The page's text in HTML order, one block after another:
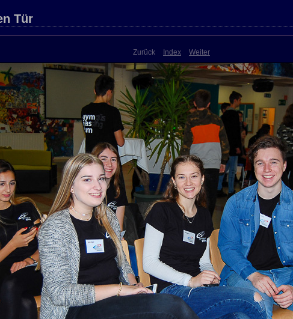
Tür
Zurück Index Weiter